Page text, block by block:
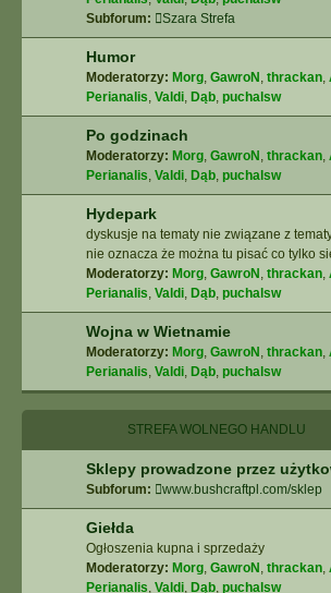
Subforum:
Szara Strefa
Humor
Moderatorzy: Morg, GawroN , thrackan,
Perianalis, Valdi, Dąb, puchalsw
Po godzinach
Moderatorzy: Morg, GawroN , thrackan,
Perianalis, Valdi, Dąb, puchalsw
Hydepark
dyskusje na tematy nie związane z
nie oznacza że można tu pisać co tylko
Moderatorzy: Morg, GawroN , thrackan,
Perianalis, Valdi, Dąb, puchalsw
Wojna w Wietnamie
Moderatorzy: Morg, GawroN , thrackan,
Perianalis, Valdi, Dąb, puchalsw
STREFA WOLNEGO HANDLU
Sklepy prowadzone przez
Subforum: www.bushcraftpl.com/sklep
Giełda
Ogłoszenia kupna i sprzedaży
Moderatorzy: Morg, GawroN , thrackan,
Perianalis, Valdi, Dąb, puchalsw